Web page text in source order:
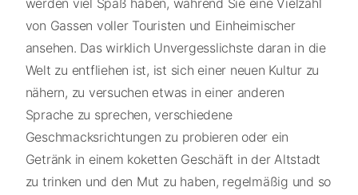
werden viel Spaß haben, während Sie eine Vielzahl
von Gassen voller Touristen und Einheimischer
ansehen. Das wirklich Unvergesslichste daran in die
Welt zu entfliehen ist, ist sich einer neuen Kultur zu
nähern, zu versuchen etwas in einer anderen
Sprache zu sprechen, verschiedene
Geschmacksrichtungen zu probieren oder ein
Getränk in einem koketten Geschäft in der Altstadt
zu trinken und den Mut zu haben, regelmäßig und so